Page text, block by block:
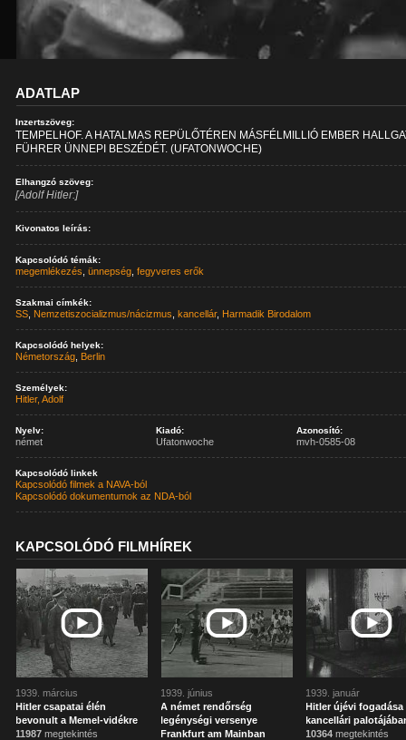
ADATLAP
Inzertszöveg:
TEMPELHOF. A HATALMAS REPÜLŐTÉREN MÁSFÉLMILLIÓ EMBER
FÜHRER ÜNNEPI BESZÉDÉT. (UFATONWOCHE)
Elhangzó szöveg:
[Adolf Hitler:]
Kivonatos leírás:
Kapcsolódó témák:
megemlékezés ,ünnepség ,fegyveres erők
Szakmai címkék:
SS Nemzetiszocializmus/nácizmus ,kancellár, Harmadik Birodalom
Kapcsolódó helyek:
Németország Berlin
Személyek:
Hitler, Adolf
Nyelv:
német
Kiadó:
Ufatonwoche
Azonosító:
mvh-0585-08
Kapcsolódó linkek
Kapcsolódó filmek a NAVA-ból
Kapcsolódó dokumentumok az NDA-ból
KAPCSOLÓDÓ FILMHÍREK
1939. március
Hitler csapatai élén
bevonult a Memel-vidékre
11987 megtekintés
1939. június
A német rendőrség
legénységi versenye
Frankfurt am Mainban
1939. január
Hitler újévi fogadása
kancellári
10364 megtekintés